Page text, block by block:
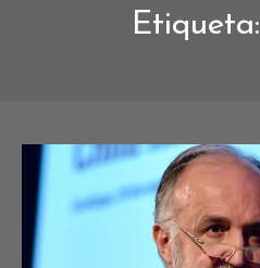
Etiqueta: